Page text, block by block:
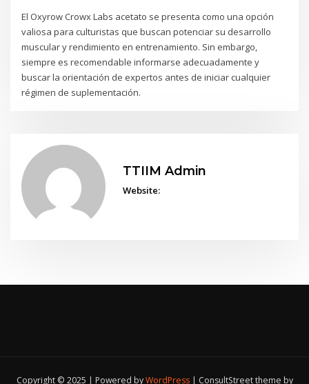
El Oxyrow Crowx Labs acetato se presenta como una opción
valiosa para culturistas que buscan potenciar su desarrollo
muscular y rendimiento en entrenamiento. Sin embargo,
siempre es recomendable informarse adecuadamente y
buscar la orientación de expertos antes de iniciar cualquier
régimen de suplementación.
TTIIM Admin
Website:
Copyright © 2025 | Powered byWordPress | ConsultStreet theme by